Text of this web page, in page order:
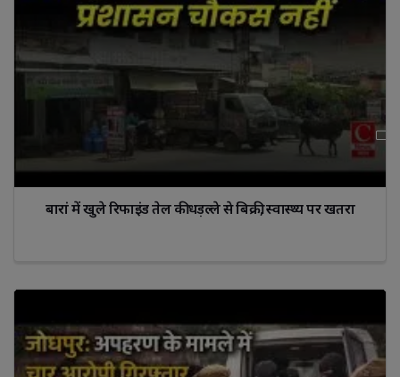
बारां में खुले रिफाइंड तेल की धड़ल्ले से बिक्री, स्वास्थ्य पर खतरा